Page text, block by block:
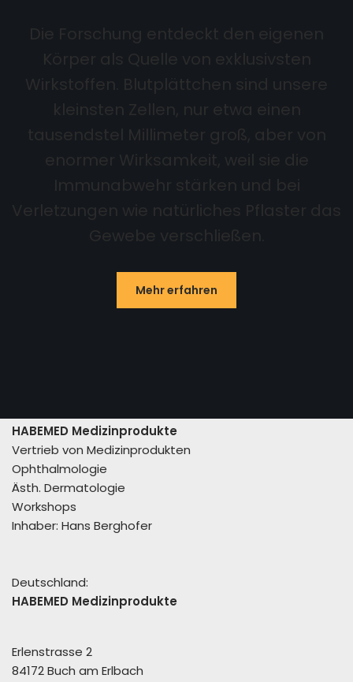
Körper als Quelle von exklusivsten
Wirkstoffen. Blutplättchen sind unsere
kleinsten Zellen, nur etwa einen
tausendstel Millimeter groß, aber von
enormer Wirksamkeit, weil sie die
Immunabwehr stärken und bei
Verletzungen wie natürliches Pflaster das
Gewebe verschließen.
Mehr erfahren
HABEMED Medizinprodukte
Vertrieb von Medizinprodukten
Ophthalmologie
Ästh. Dermatologie
Workshops
Inhaber: Hans Berghofer
Deutschland:
HABEMED Medizinprodukte
Erlenstrasse 2
84172 Buch am Erlbach